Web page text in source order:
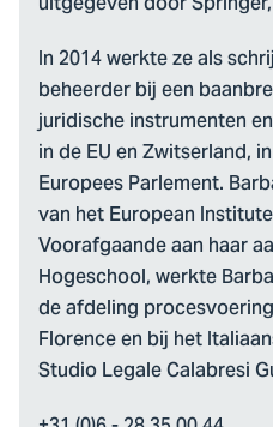
In 2014 werkte ze als
beheerder bij een
juridische instrumenten
in de EU en Zwitserland,
Europees Parlement.
van het European
Voorafgaande aan haar
Hogeschool, werkte
de afdeling
Florence en bij het
Studio Legale Calabresi